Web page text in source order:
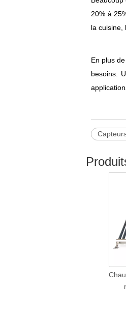
20% à
la cuisine,
En plus
besoins.